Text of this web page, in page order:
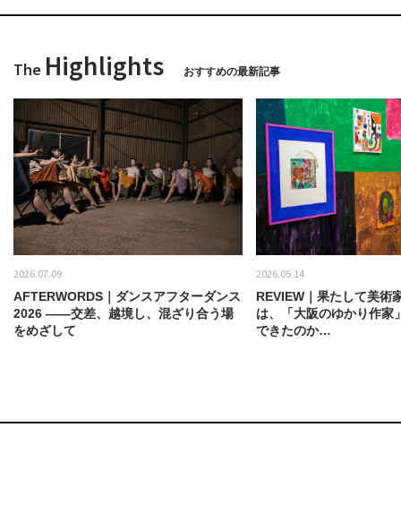
The Highlights おすすめの最新記事
2026.07.09
AFTERWORDS｜ダンスアフターダンス
2026 ——交差、越境し、混ざり合う場
をめざして
2026.05.14
REVIEW｜果たして美術
は、「大阪のゆかり作家
できたのか…